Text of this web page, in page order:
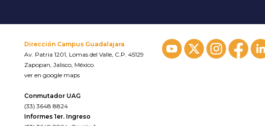
Dirección Campus Guadalajara
Av. Patria 1201, Lomas del Valle, C.P. 45129
Zapopan, Jalisco, México.
ver en google maps
Conmutador UAG
(33) 3648 8824
Informes 1er. Ingreso